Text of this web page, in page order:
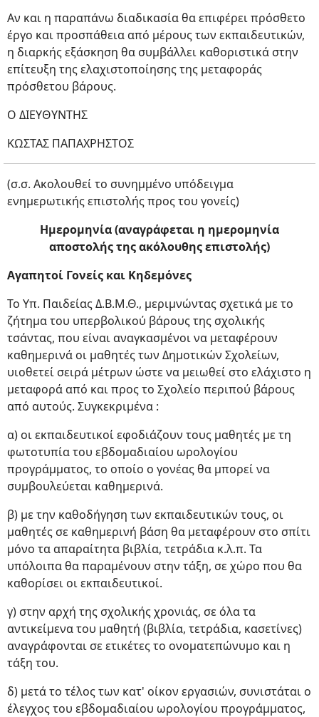
Αν και η παραπάνω διαδικασία θα επιφέρει πρόσθετο
έργο και προσπάθεια από μέρους των εκπαιδευτικών,
η διαρκής εξάσκηση θα συμβάλλει καθοριστικά στην
επίτευξη της ελαχιστοποίησης της μεταφοράς
πρόσθετου βάρους.
Ο ΔΙΕΥΘΥΝΤΗΣ
ΚΩΣΤΑΣ ΠΑΠΑΧΡΗΣΤΟΣ
(σ.σ. Ακολουθεί το συνημμένο υπόδειγμα
ενημερωτικής επιστολής προς του γονείς)
Ημερομηνία (αναγράφεται η ημερομηνία
αποστολής της ακόλουθης επιστολής)
Αγαπητοί Γονείς και Κηδεμόνες
Το Υπ. Παιδείας Δ.Β.Μ.Θ., μεριμνώντας σχετικά με το
ζήτημα του υπερβολικού βάρους της σχολικής
τσάντας, που είναι αναγκασμένοι να μεταφέρουν
καθημερινά οι μαθητές των Δημοτικών Σχολείων,
υιοθετεί σειρά μέτρων ώστε να μειωθεί στο ελάχιστο η
μεταφορά από και προς το Σχολείο περιπού βάρους
από αυτούς. Συγκεκριμένα :
α) οι εκπαιδευτικοί εφοδιάζουν τους μαθητές με τη
φωτοτυπία του εβδομαδιαίου ωρολογίου
προγράμματος, το οποίο ο γονέας θα μπορεί να
συμβουλεύεται καθημερινά.
β) με την καθοδήγηση των εκπαιδευτικών τους, οι
μαθητές σε καθημερινή βάση θα μεταφέρουν στο σπίτι
μόνο τα απαραίτητα βιβλία, τετράδια κ.λ.π. Τα
υπόλοιπα θα παραμένουν στην τάξη, σε χώρο που θα
καθορίσει οι εκπαιδευτικοί.
γ) στην αρχή της σχολικής χρονιάς, σε όλα τα
αντικείμενα του μαθητή (βιβλία, τετράδια, κασετίνες)
αναγράφονται σε ετικέτες το ονοματεπώνυμο και η
τάξη του.
δ) μετά το τέλος των κατ' οίκον εργασιών, συνιστάται ο
έλεγχος του εβδομαδιαίου ωρολογίου προγράμματος,